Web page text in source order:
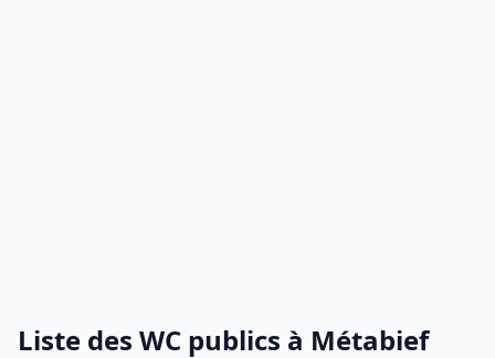
Liste des WC publics à Métabief